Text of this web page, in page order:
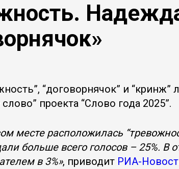
“договорнячок” и
проекта “Слово года 2025”.
месте расположилась
больше всего голосов – 25%.
в 3%», приводит РИА-